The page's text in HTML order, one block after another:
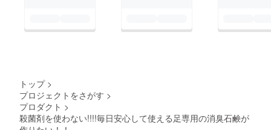
トップ >
プロジェクトをさがす >
プロダクト >
殺菌剤を使わない!!!!毎日安心して使える足専用の消臭石鹸が